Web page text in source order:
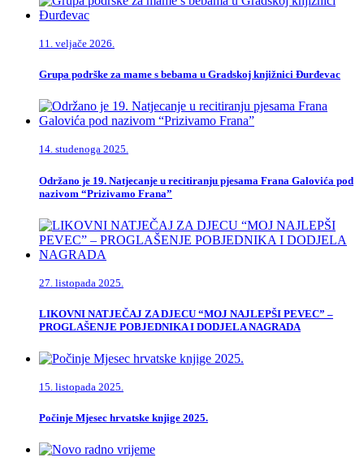
11. veljače 2026.
Grupa podrške za mame s bebama u Gradskoj knjižnici Đurđevac
14. studenoga 2025.
Održano je 19. Natjecanje u recitiranju pjesama Frana Galovića pod
nazivom “Prizivamo Frana”
27. listopada 2025.
LIKOVNI NATJEČAJ ZA DJECU “MOJ NAJLEPŠI PEVEC” –
PROGLAŠENJE POBJEDNIKA I DODJELA NAGRADA
15. listopada 2025.
Počinje Mjesec hrvatske knjige 2025.